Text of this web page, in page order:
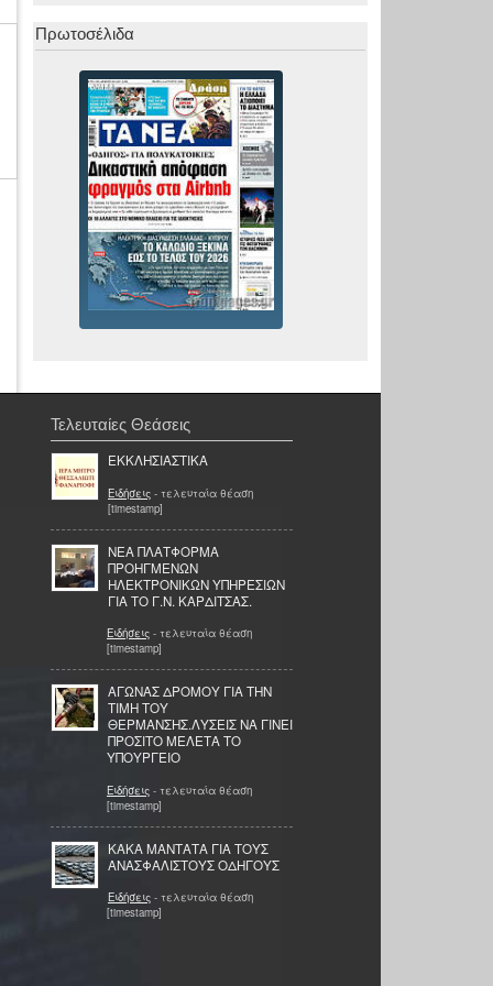
Πρωτοσέλιδα
Τελευταίες Θεάσεις
EKKΛΗΣΙΑΣΤΙΚΑ
Ειδήσεις - τελευταία θέαση
[timestamp]
ΝΕΑ ΠΛΑΤΦΟΡΜΑ
ΠΡΟΗΓΜΕΝΩΝ
ΗΛΕΚΤΡΟΝΙΚΩΝ ΥΠΗΡΕΣΙΩΝ
ΓΙΑ ΤΟ Γ.Ν. ΚΑΡΔΙΤΣΑΣ.
Ειδήσεις - τελευταία θέαση
[timestamp]
ΑΓΩΝΑΣ ΔΡΟΜΟΥ ΓΙΑ ΤΗΝ
ΤΙΜΗ ΤΟΥ
ΘΕΡΜΑΝΣΗΣ.ΛΥΣΕΙΣ ΝΑ ΓΙΝΕΙ
ΠΡΟΣΙΤΟ ΜΕΛΕΤΑ ΤΟ
ΥΠΟΥΡΓΕΙΟ
Ειδήσεις - τελευταία θέαση
[timestamp]
ΚΑΚΑ ΜΑΝΤΑΤΑ ΓΙΑ ΤΟΥΣ
ΑΝΑΣΦΑΛΙΣΤΟΥΣ ΟΔΗΓΟΥΣ
Ειδήσεις - τελευταία θέαση
[timestamp]